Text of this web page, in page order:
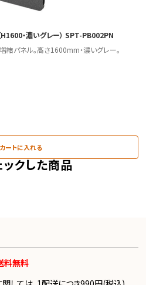
・濃いグレー） SPT-PB002PN
結パネル。高さ1600mm・濃いグレー。
カートに入れる
クした商品
料無料